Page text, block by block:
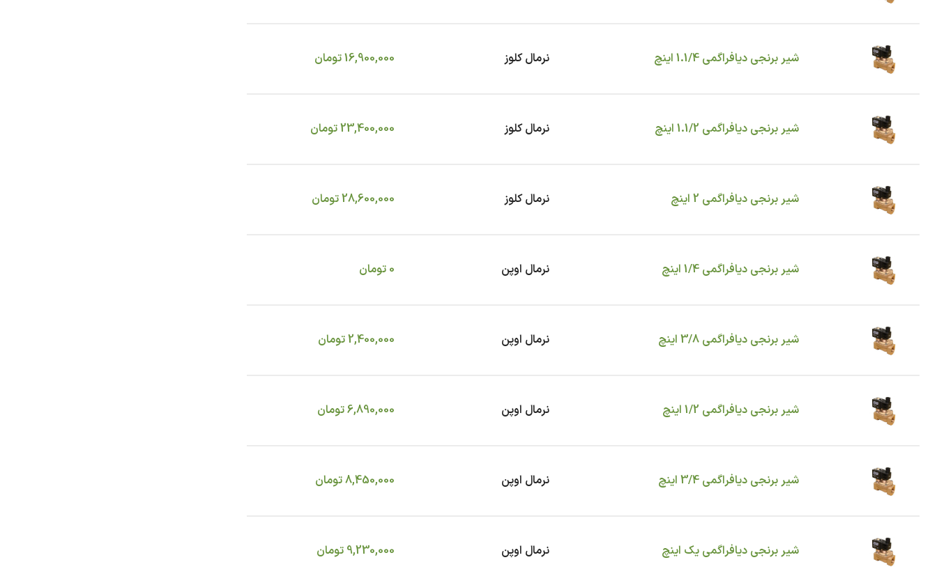
شیر برنجی دیافراگمی 1.1/4 اینچ نرمال کلوز 16,900,000تومان
شیر برنجی دیافراگمی 1.1/2 اینچ نرمال کلوز 23,400,000تومان
شیر برنجی دیافراگمی 2 اینچ نرمال کلوز 28,600,000تومان
شیر برنجی دیافراگمی 1/4 اینچ نرمال اوپن 0 تومان
شیر برنجی دیافراگمی 3/8 اینچ نرمال اوپن 2,400,000تومان
شیر برنجی دیافراگمی 1/2 اینچ نرمال اوپن 6,890,000تومان
شیر برنجی دیافراگمی 3/4 اینچ نرمال اوپن 8,450,000تومان
شیر برنجی دیافراگمی یک اینچ نرمال اوپن 9,230,000 تومان